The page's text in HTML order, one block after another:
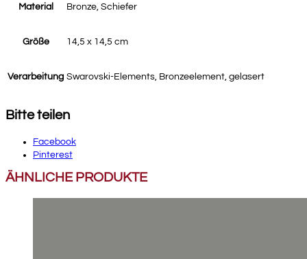
Material Bronze, Schiefer
Größe 14,5 x 14,5 cm
Verarbeitung Swarovski-Elements, Bronzeelement, gelasert
Bitte teilen
Facebook
Pinterest
ÄHNLICHE PRODUKTE